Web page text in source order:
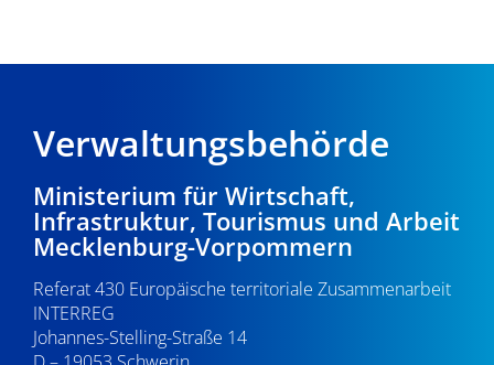
Verwaltungsbehörde
Ministerium für Wirtschaft,
Infrastruktur, Tourismus und Arbeit
Mecklenburg-Vorpommern
Referat 430 Europäische territoriale Zusammenarbeit
INTERREG
Johannes-Stelling-Straße 14